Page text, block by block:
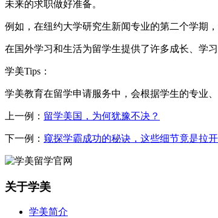
未来的求职做好准备。
例如，在纽约大学研究生新闻专业的第二个学期
在国外学习和生活为留学生提供了许多成长、学
学美Tips：
学美教育在留学申请服务中，会根据学生的专业
上一例： 留学美国，为何犹豫不决？
下一例： 窥探学霸成功的秘诀，这些细节竟是拉开
关于学美
学美简介